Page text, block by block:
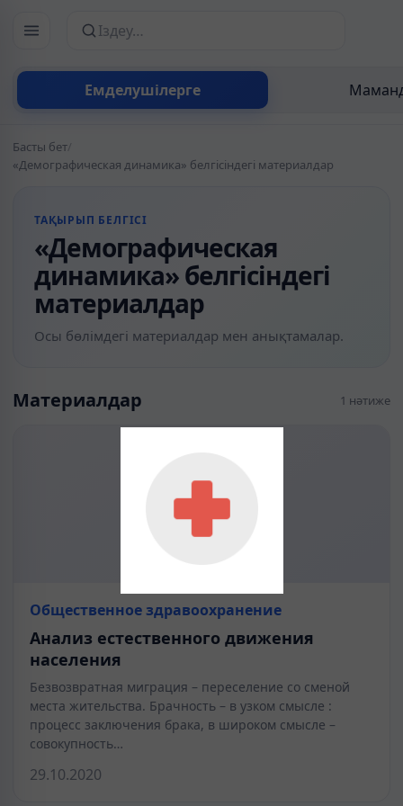
Емделушілерге
Сайттан іздеу
Басты бет/
«Демографическая динамика» белгісіндегі материалдар
ТАҚЫРЫП БЕЛГІСІ
«Демографическая
динамика» белгісіндегі
материалдар
Осы бөлімдегі материалдар мен анықтамалар.
Материалдар 1 нәтиже
Общественное здравоохранение
Анализ естественного движения
населения
Безвозвратная миграция – переселение со сменой
места жительства. Брачность – в узком смысле :
процесс заключения брака, в широком смысле –
совокупность…
29.10.2020